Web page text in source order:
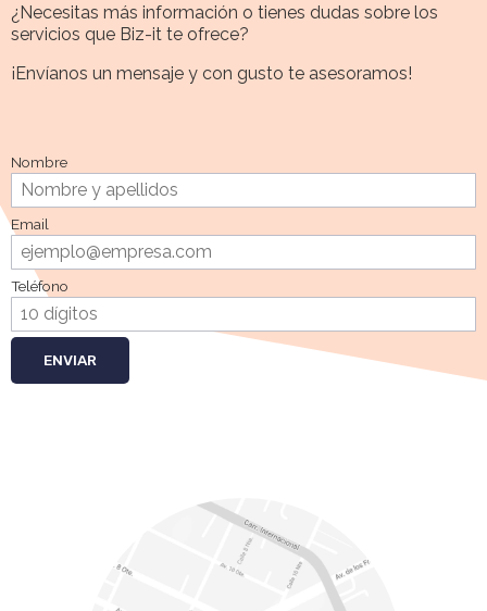
¿Necesitas más información o tienes dudas sobre los
servicios que Biz-it te ofrece?
¡Envíanos un mensaje y con gusto te asesoramos!
Nombre
Email
Teléfono
ENVIAR